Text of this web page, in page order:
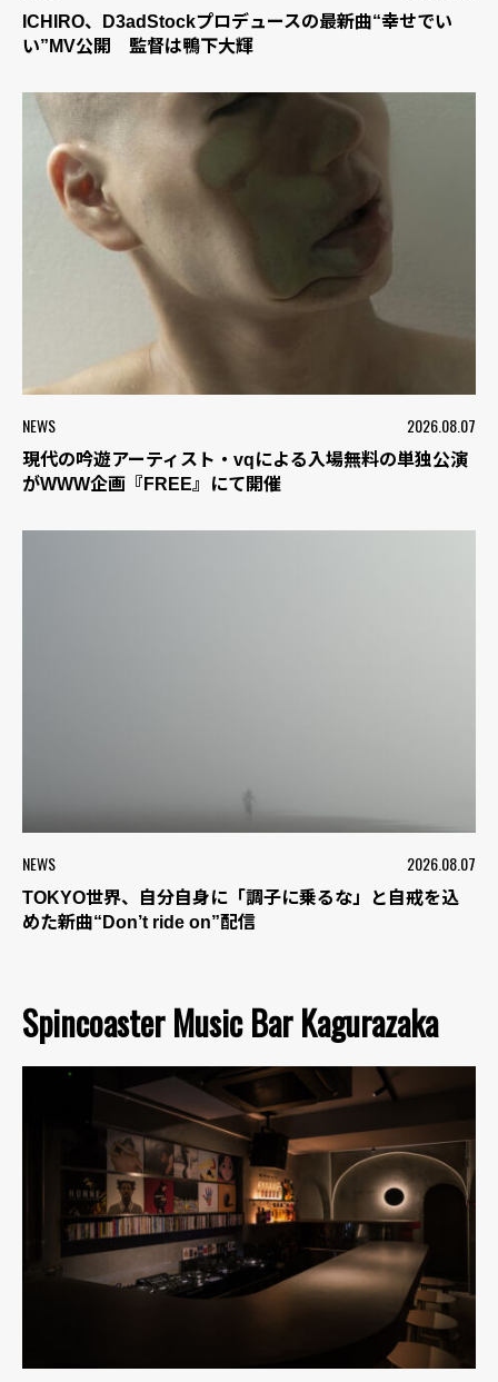
ICHIRO、D3adStockプロデュースの最新曲“幸せでい
い”MV公開 監督は鴨下大輝
NEWS 2026.08.07
現代の吟遊アーティスト・vqによる入場無料の単独公演
がWWW企画『FREE』にて開催
NEWS 2026.08.07
TOKYO世界、自分自身に「調子に乗るな」と自戒を込
めた新曲“Don’t ride on”配信
Spincoaster Music Bar Kagurazaka